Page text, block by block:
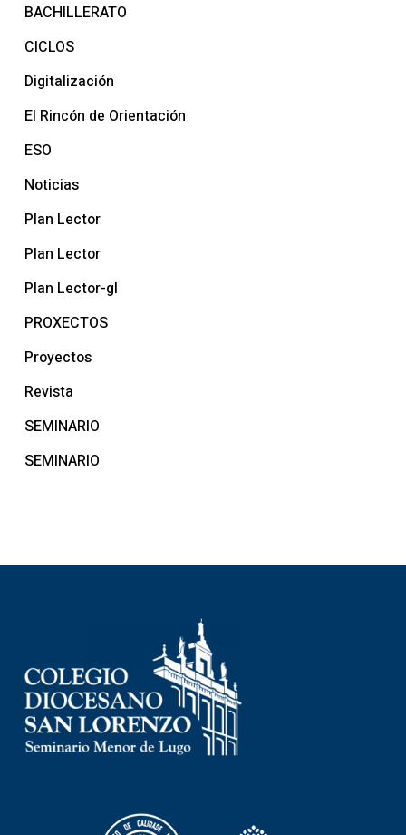
BACHILLERATO
CICLOS
Digitalización
El Rincón de Orientación
ESO
Noticias
Plan Lector
Plan Lector
Plan Lector-gl
PROXECTOS
Proyectos
Revista
SEMINARIO
SEMINARIO